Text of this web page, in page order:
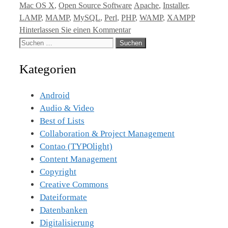
Kategorien
Mac OS X, Open Source Software Tags
Apache, Installer,
LAMP, MAMP, MySQL, Perl, PHP, WAMP, XAMPP
Hinterlassen Sie einen Kommentar
Suche
Kategorien
Android
Audio & Video
Best of Lists
Collaboration & Project Management
Contao (TYPOlight)
Content Management
Copyright
Creative Commons
Dateiformate
Datenbanken
Digitalisierung